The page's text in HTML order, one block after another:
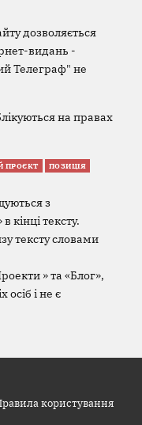
дозволяється
видань -
Телеграф" не
на правах
ПРОЄКТ ПОЗИЦІЯ
з
тексту.
тексту словами
» та «Блог»,
осіб і не є
користування